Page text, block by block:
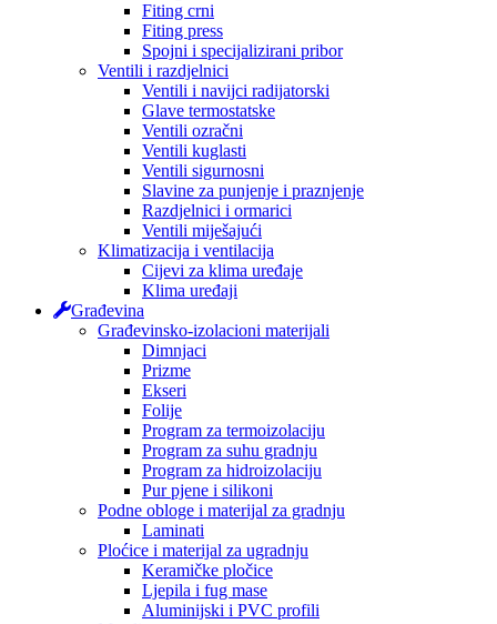
Fiting crni
Fiting press
Spojni i specijalizirani pribor
Ventili i razdjelnici
Ventili i navijci radijatorski
Glave termostatske
Ventili ozračni
Ventili kuglasti
Ventili sigurnosni
Slavine za punjenje i praznjenje
Razdjelnici i ormarici
Ventili miješajući
Klimatizacija i ventilacija
Cijevi za klima uređaje
Klima uređaji
Građevina
Građevinsko-izolacioni materijali
Dimnjaci
Prizme
Ekseri
Folije
Program za termoizolaciju
Program za suhu gradnju
Program za hidroizolaciju
Pur pjene i silikoni
Podne obloge i materijal za gradnju
Laminati
Ploćice i materijal za ugradnju
Keramičke pločice
Ljepila i fug mase
Aluminijski i PVC profili